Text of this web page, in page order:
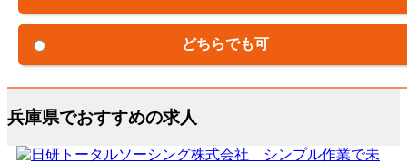
どちらでも可
兵庫県でおすすめの求人